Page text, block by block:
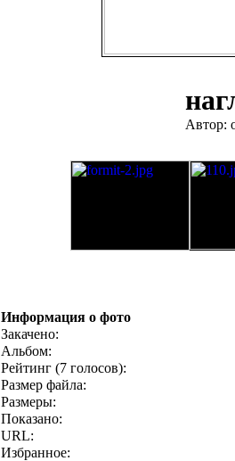
Автор:
Информация о фото
Закачено:
Альбом:
Рейтинг (7 голосов):
Размер файла:
Размеры:
Показано:
URL:
Избранное: